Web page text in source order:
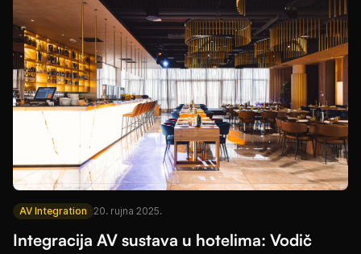
AV Integration 20. rujna 2025.
Integracija AV sustava u hotelima: Vodič